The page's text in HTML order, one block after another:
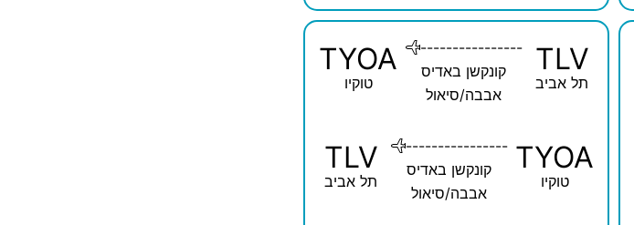
TLV
תל אביב
----------------
קונקשן באדיס
אבבה/סיאול
TYOA
טוקיו
TYOA
טוקיו
----------------
קונקשן באדיס
אבבה/סיאול
TLV
תל אביב